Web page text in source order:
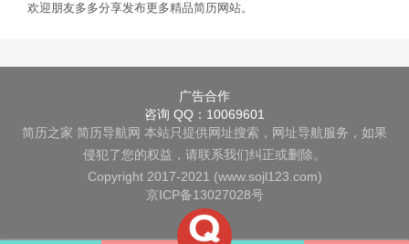
欢迎朋友多多分享发布更多精品简历网站。
广告合作
咨询 QQ：10069601
简历之家 简历导航网 本站只提供网址搜索，网址导航服务，如果
侵犯了您的权益，请联系我们纠正或删除。
Copyright 2017-2021 (www.sojl123.com)
京ICP备13027028号